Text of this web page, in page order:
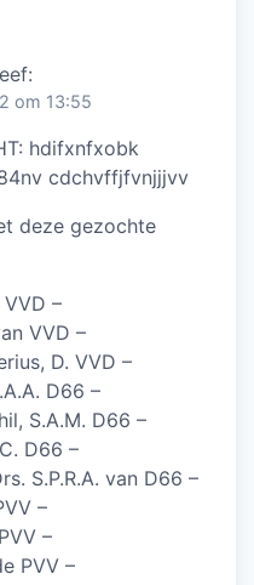
om 13:55
hdifxnfxobk
cdchvffjfvnjjjvv
deze gezochte
–
VVD –
D. VVD –
D66 –
S.A.M. D66 –
D66 –
S.P.R.A. van D66 –
–
–
PVV –